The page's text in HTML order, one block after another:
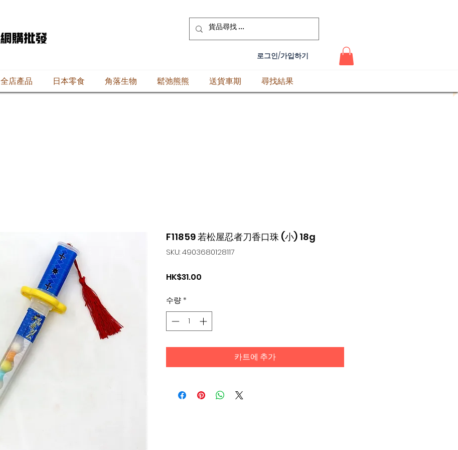
로그인/가입하기
全店產品 日本零食 角落生物 鬆弛熊熊 送貨車期 尋找結果
F11859 若松屋忍者刀香口珠 (小) 18g
SKU: 4903680128117
HK$31.00
수량*
카트에 추가